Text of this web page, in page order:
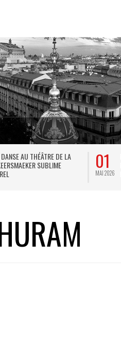
AU THÉÂTRE DE LA
SUBLIME
01
MAI 2026